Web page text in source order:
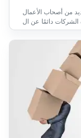
من أصحاب الأعمال